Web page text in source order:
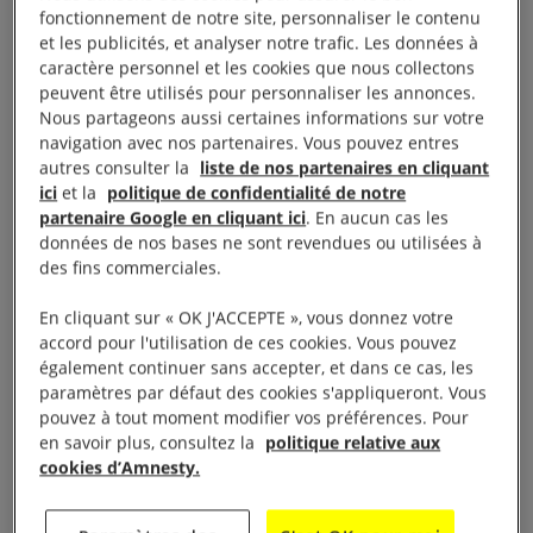
première fois qu’une stratégie nationale en matière
de droits humains soit élaborée.
Le Conseil européen et le Parlement européen ont
approuvé en juin l’octroi des quatre milliards d’euros
restants sur la somme de cinq milliards d’euros que
l’UE s’était engagée en 2024 à verser à l’Égypte au
titre d’une assistance macrofinancière.
De grandes difficultés subsistaient sur le plan
économique. La dette intérieure et extérieure
représentait environ deux tiers de l’ensemble des
dépenses inscrites au budget de l’État pour 2025-
2026. L’inflation annuelle est passée de 23,4 % en
décembre 2024 à 10,3 % en décembre 2025 ; plus
particulièrement, les prix des denrées alimentaires
fonctionnement de notre site, personnaliser le contenu
et les publicités, et analyser notre trafic. Les données à
caractère personnel et les cookies que nous collectons
peuvent être utilisés pour personnaliser les annonces.
Nous partageons aussi certaines informations sur votre
navigation avec nos partenaires. Vous pouvez entres
autres consulter la liste de nos partenaires en cliquant
ici et la politique de confidentialité de notre
partenaire Google en cliquant ici. En aucun cas les
données de nos bases ne sont revendues ou utilisées à
des fins commerciales.
En cliquant sur « OK J'ACCEPTE », vous donnez votre
accord pour l'utilisation de ces cookies. Vous pouvez
également continuer sans accepter, et dans ce cas, les
paramètres par défaut des cookies s'appliqueront. Vous
pouvez à tout moment modifier vos préférences. Pour
en savoir plus, consultez la politique relative aux
cookies d’Amnesty.